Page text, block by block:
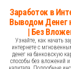
Перейти
содержимому
Заработок в
Выводом Денег
| Без
Узнайте, как начать
интернете с
денег на банковскую
способы без вложений и